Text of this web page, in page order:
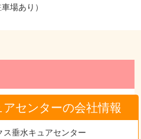
場あり）
センターの会社情報
ス垂水キュアセンター